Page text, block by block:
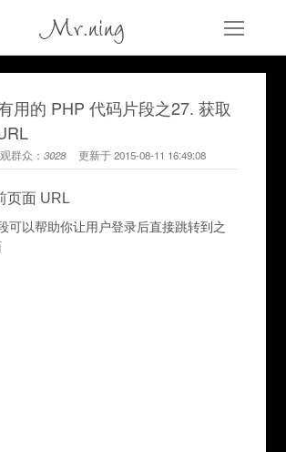
Mr.ning
用的 PHP 代码片段之27. 获取
群众：3028 更新于2015-08-11 16:49:08
页面 URL
可以帮助你让用户登录后直接跳转到之